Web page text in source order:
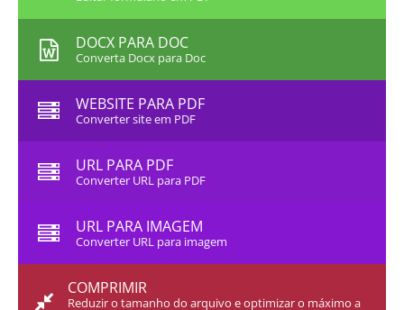
DOCX PARA DOC
Converta Docx para Doc
WEBSITE PARA PDF
Converter site em PDF
URL PARA PDF
Converter URL para PDF
URL PARA IMAGEM
Converter URL para imagem
COMPRIMIR
Reduzir o tamanho do arquivo e optimizar o máximo a